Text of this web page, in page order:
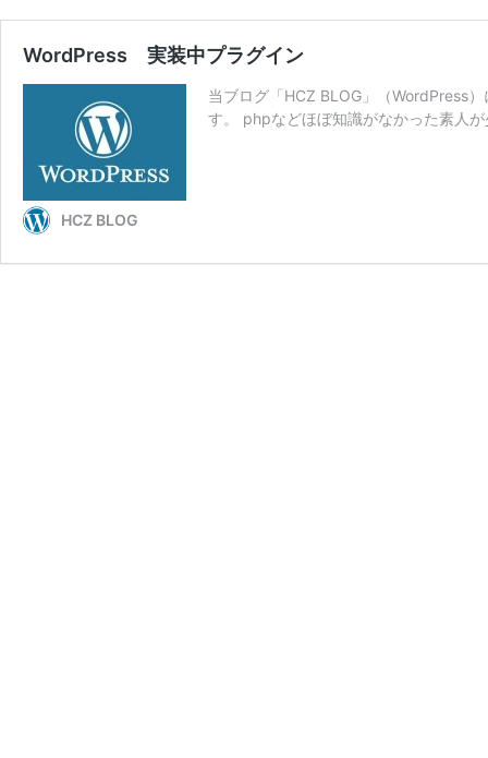
WordPress 実装中プラグイン
当ブログ「HCZ BLOG」（WordPress
す。 phpなどほぼ知識がなかった素人
HCZ BLOG